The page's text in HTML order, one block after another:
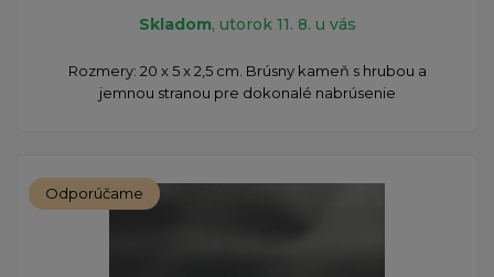
Skladom, utorok 11. 8. u vás
Rozmery: 20 x 5 x 2,5 cm. Brúsny kameň s hrubou a
jemnou stranou pre dokonalé nabrúsenie
Odporúčame